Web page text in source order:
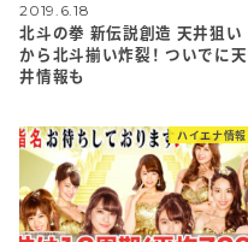
2019.6.18
北斗の拳 新伝説創造 天井狙い
から北斗揃い炸裂！ ついでに天
井情報も
ハイエナ情報